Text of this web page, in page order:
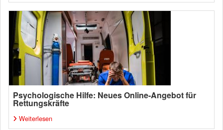
Psychologische Hilfe: Neues Online-Angebot für
Rettungskräfte
Weiterlesen